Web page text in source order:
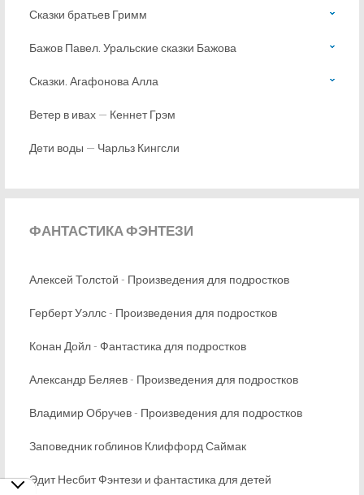
Сказки братьев Гримм
Бажов Павел. Уральские сказки Бажова
Сказки. Агафонова Алла
Ветер в ивах — Кеннет Грэм
Дети воды — Чарльз Кингсли
ФАНТАСТИКАФЭНТЕЗИ
Алексей Толстой - Произведения для подростков
Герберт Уэллс - Произведения для подростков
Конан Дойл - Фантастика для подростков
Александр Беляев - Произведения для подростков
Владимир Обручев - Произведения для подростков
Заповедник гоблинов Клиффорд Саймак
Эдит Несбит Фэнтези и фантастика для детей